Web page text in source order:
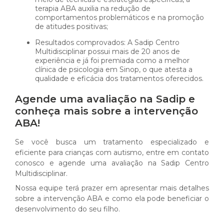
terapia ABA auxilia na redução de
comportamentos problemáticos e na promoção
de atitudes positivas;
Resultados comprovados: A Sadip Centro
Multidisciplinar possui mais de 20 anos de
experiência e já foi premiada como a melhor
clínica de psicologia em Sinop, o que atesta a
qualidade e eficácia dos tratamentos oferecidos.
Agende uma avaliação na Sadip e
conheça mais sobre a intervenção
ABA!
Se você busca um tratamento especializado e
eficiente para crianças com autismo, entre em contato
conosco e agende uma avaliação na Sadip Centro
Multidisciplinar.
Nossa equipe terá prazer em apresentar mais detalhes
sobre a intervenção ABA e como ela pode beneficiar o
desenvolvimento do seu filho.